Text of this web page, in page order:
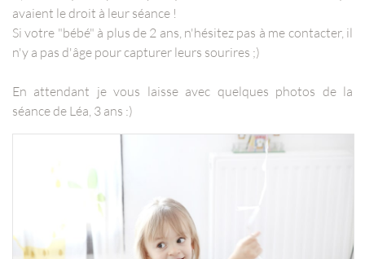
avaient le droit à leur séance !
Si votre "bébé" à plus de 2 ans, n'hésitez pas à me contacter, il
n'y a pas d'âge pour capturer leurs sourires ;)
En attendant je vous laisse avec quelques photos de la
séance de Léa, 3 ans :)